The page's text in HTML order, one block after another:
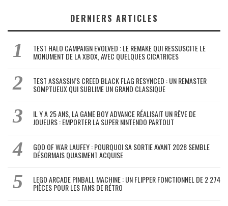
DERNIERS ARTICLES
TEST HALO CAMPAIGN EVOLVED : LE REMAKE QUI RESSUSCITE LE
MONUMENT DE LA XBOX, AVEC QUELQUES CICATRICES
TEST ASSASSIN’S CREED BLACK FLAG RESYNCED : UN REMASTER
SOMPTUEUX QUI SUBLIME UN GRAND CLASSIQUE
IL Y A 25 ANS, LA GAME BOY ADVANCE RÉALISAIT UN RÊVE DE
JOUEURS : EMPORTER LA SUPER NINTENDO PARTOUT
GOD OF WAR LAUFEY : POURQUOI SA SORTIE AVANT 2028 SEMBLE
DÉSORMAIS QUASIMENT ACQUISE
LEGO ARCADE PINBALL MACHINE : UN FLIPPER FONCTIONNEL DE 2 274
PIÈCES POUR LES FANS DE RÉTRO